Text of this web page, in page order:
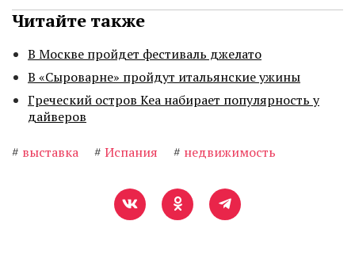
Читайте также
В Москве пройдет фестиваль джелато
В «Сыроварне» пройдут итальянские ужины
Греческий остров Кеа набирает популярность у
дайверов
# выставка # Испания # недвижимость